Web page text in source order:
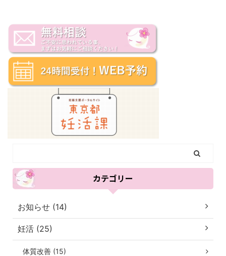
カテゴリー
お知らせ (14)
妊活 (25)
体質改善 (15)